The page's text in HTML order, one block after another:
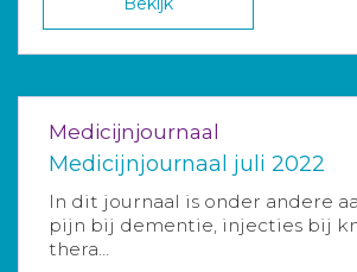
Medicijnjournaal
Medicijnjournaal juli 2022
In dit journaal is onder andere
pijn bij dementie, injecties bij
thera...